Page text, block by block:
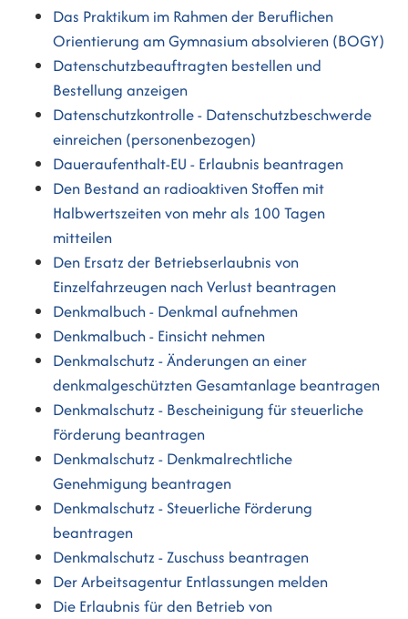
Das Praktikum im Rahmen der Beruflichen
Orientierung am Gymnasium absolvieren (BOGY)
Datenschutzbeauftragten bestellen und
Bestellung anzeigen
Datenschutzkontrolle - Datenschutzbeschwerde
einreichen (personenbezogen)
Daueraufenthalt-EU - Erlaubnis beantragen
Den Bestand an radioaktiven Stoffen mit
Halbwertszeiten von mehr als 100 Tagen
mitteilen
Den Ersatz der Betriebserlaubnis von
Einzelfahrzeugen nach Verlust beantragen
Denkmalbuch - Denkmal aufnehmen
Denkmalbuch - Einsicht nehmen
Denkmalschutz - Änderungen an einer
denkmalgeschützten Gesamtanlage beantragen
Denkmalschutz - Bescheinigung für steuerliche
Förderung beantragen
Denkmalschutz - Denkmalrechtliche
Genehmigung beantragen
Denkmalschutz - Steuerliche Förderung
beantragen
Denkmalschutz - Zuschuss beantragen
Der Arbeitsagentur Entlassungen melden
Die Erlaubnis für den Betrieb von